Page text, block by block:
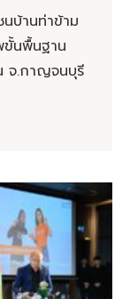
บ้านท่าข้าม
ขั้นพื้นฐาน
จ.กาญจนบุรี